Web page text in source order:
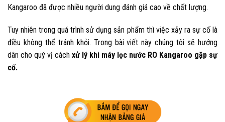
Kangaroo đã được nhiều người dung đánh giá cao về chất lượng.
Tuy nhiên trong quá trình sử dụng sản phẩm thì việc xảy ra sự cố là
điều không thể tránh khỏi. Trong bài viết này chúng tôi sẽ hướng
dân cho quý vị cách xử lý khi máy lọc nước RO Kangaroo gặp sự
cố.